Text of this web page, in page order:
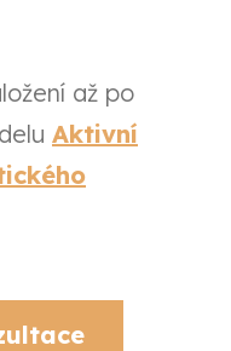
až po
Aktivní